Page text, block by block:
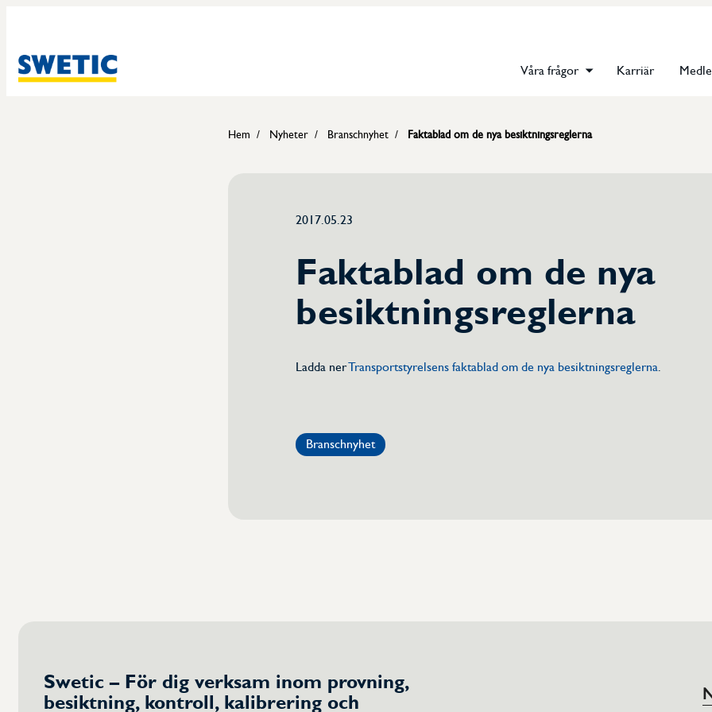
Våra frågor Karriär
Hem Nyheter Branschnyhet Faktablad om de nya besiktningsreglerna
2017.05.23
Faktablad om de nya
besiktningsreglerna
Ladda nerTransportstyrelsens faktablad om de nya besiktningsreglerna.
Branschnyhet
Swetic – För dig verksam inom provning,
besiktning, kontroll, kalibrering och